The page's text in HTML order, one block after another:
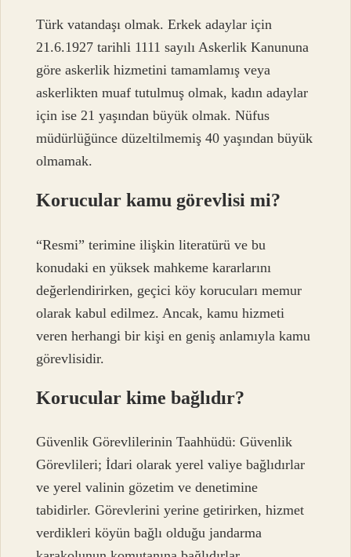
Türk vatandaşı olmak. Erkek adaylar için
21.6.1927 tarihli 1111 sayılı Askerlik Kanununa
göre askerlik hizmetini tamamlamış veya
askerlikten muaf tutulmuş olmak, kadın adaylar
için ise 21 yaşından büyük olmak. Nüfus
müdürlüğünce düzeltilmemiş 40 yaşından büyük
olmamak.
Korucular kamu görevlisi mi?
“Resmi” terimine ilişkin literatürü ve bu
konudaki en yüksek mahkeme kararlarını
değerlendirirken, geçici köy korucuları memur
olarak kabul edilmez. Ancak, kamu hizmeti
veren herhangi bir kişi en geniş anlamıyla kamu
görevlisidir.
Korucular kime bağlıdır?
Güvenlik Görevlilerinin Taahhüdü: Güvenlik
Görevlileri; İdari olarak yerel valiye bağlıdırlar
ve yerel valinin gözetim ve denetimine
tabidirler. Görevlerini yerine getirirken, hizmet
verdikleri köyün bağlı olduğu jandarma